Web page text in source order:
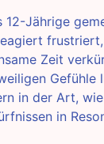
12-Jährige
Zeit
Gefühle
in der Art,
in